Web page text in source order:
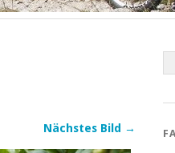
Nächstes Bild →